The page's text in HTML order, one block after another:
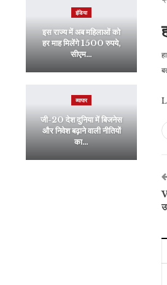
इंडिया
इस राज्य में अब महिलाओं को
हर माह मिलेंगे 1500 रुपये,
सीएम…
व्यापार
जी-20 देश दुनिया में बिजनेस
और निवेश बढ़ाने वाली नीतियों
का…